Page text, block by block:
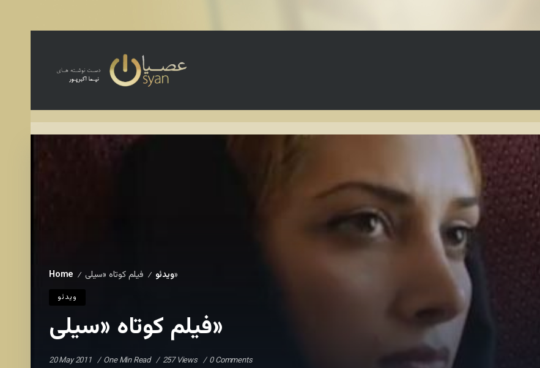
Home / ویدئو / فیلم کوتاه «سیلی»
ویدئو
فیلم کوتاه «سیلی»
20 May 2011 One Min Read 257 Views 0 Comments